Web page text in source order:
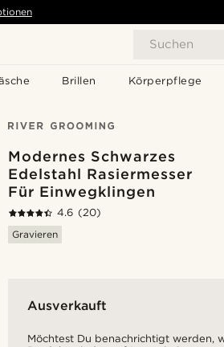
Suchen
Brillen Körperpflege
Modernes Schwarzes
Edelstahl Rasiermesser
Für Einwegklingen
4.6 (20)
Gravieren
Ausverkauft
Möchtest Du benachrichtigt werden,